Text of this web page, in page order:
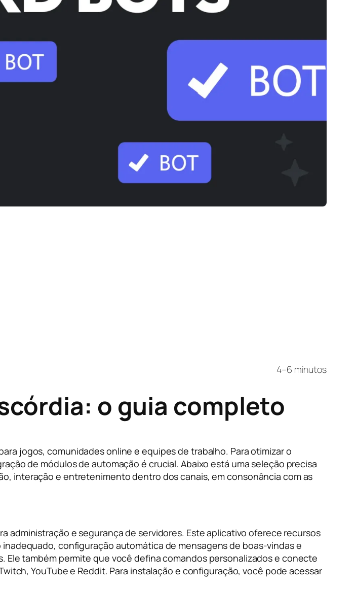
4–6 minutos
o guia completo
jogos, comunidades online e equipes de trabalho. Para otimizar o
de módulos de automação é crucial. Abaixo está uma seleção precisa
interação e entretenimento dentro dos canais, em consonância com as
administração e segurança de servidores. Este aplicativo oferece recursos
configuração automática de mensagens de boas-vindas e
Ele também permite que você defina comandos personalizados e conecte
YouTube e Reddit. Para instalação e configuração, você pode acessar